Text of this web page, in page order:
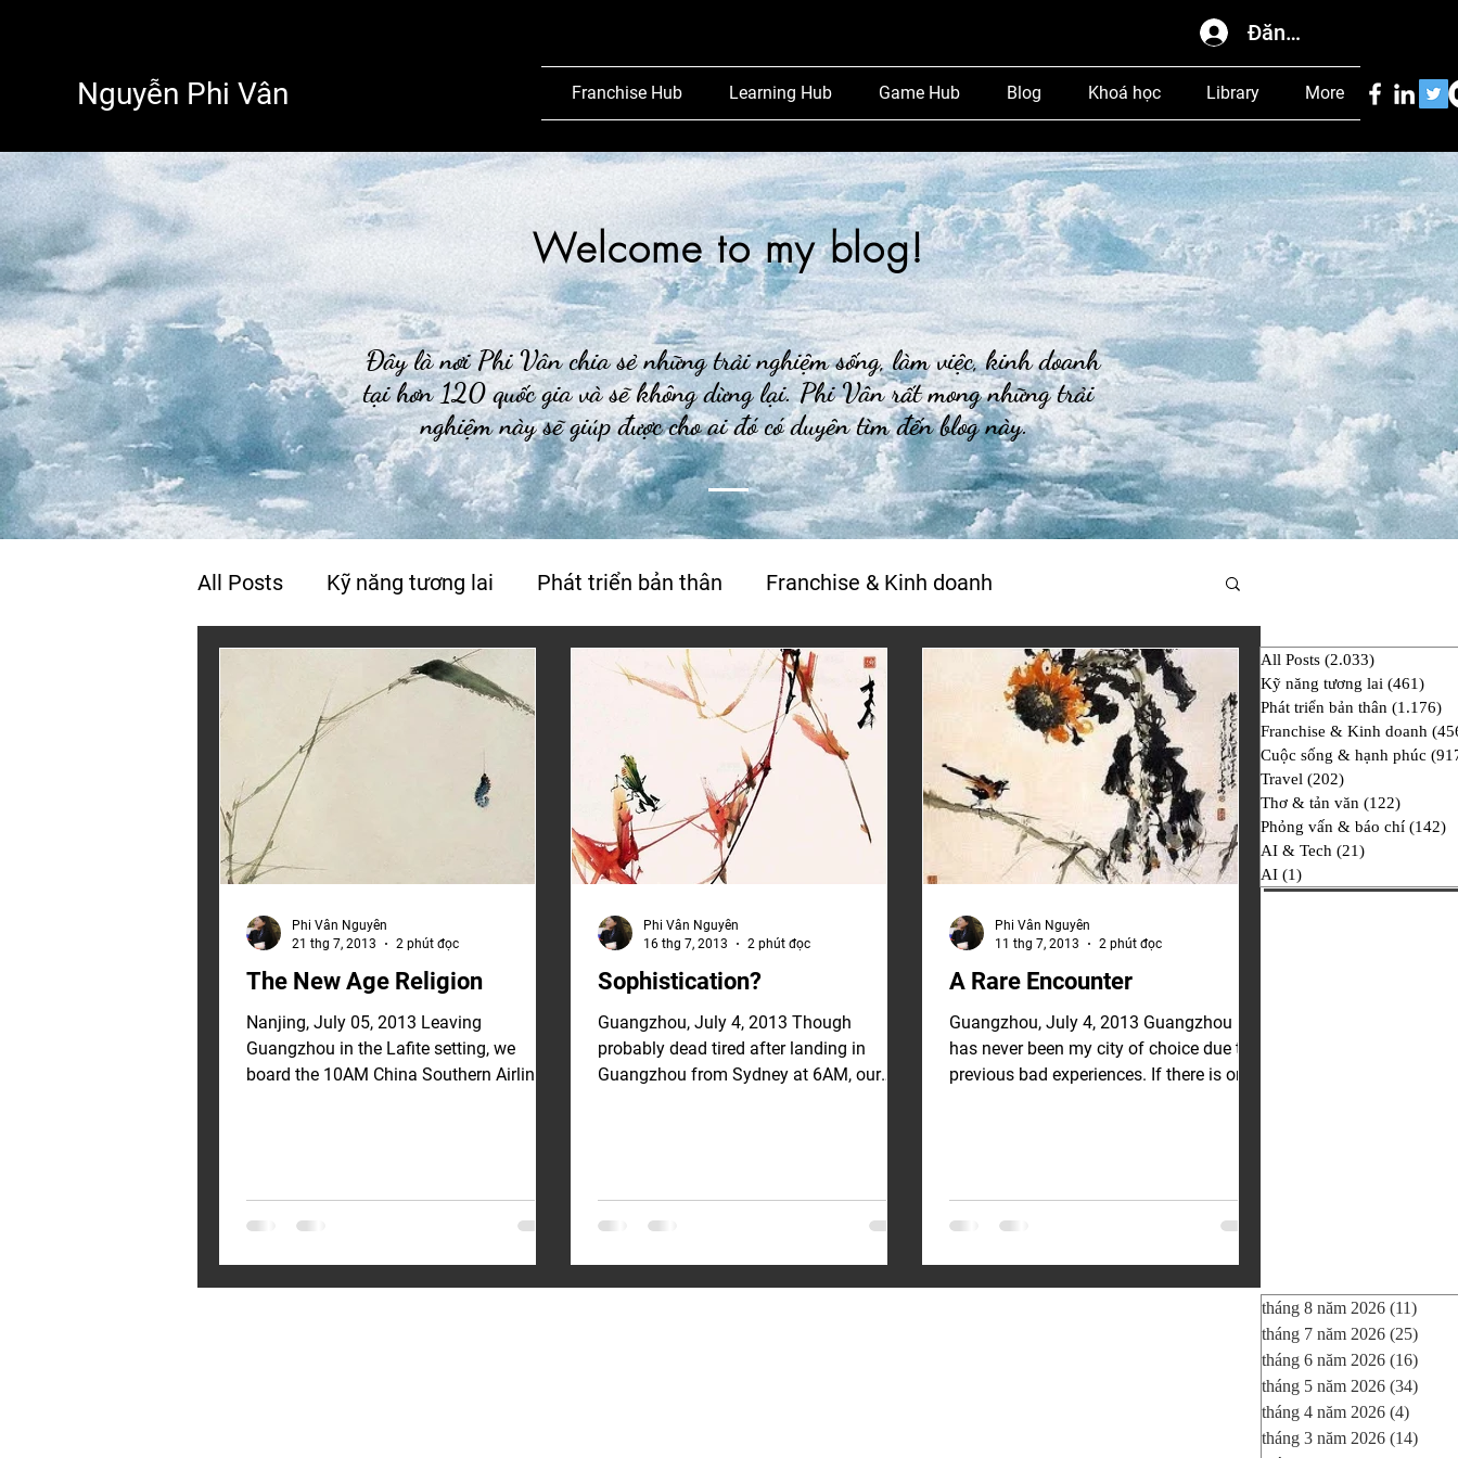
Đăng nhập
Nguyễn Phi Vân Franchise Hub Learning Hub Game Hub Blog Khoá học Library More
Đây là nơi Phi Vân chia sẻ những trải nghiệm sống, làm việc, kinh doanh
tại hơn 120 quốc gia và sẽ không dừng lại. Phi Vân rất mong những trải
nghiệm này sẽ giúp được cho ai đó có duyên tìm đến blog này.
Welcome to my blog!
All Posts Kỹ năng tương lai Phát triển bản thân Franchise & Kinh doanh
Cuộc sống & hạnh phúc Thơ & tản văn Phỏng vấn & báo chí AI & Tech AI
The New Age Religion
Nanjing, July 05, 2013 Leaving
Guangzhou in the Lafite setting, we
board the 10AM China Southern Airlines
Phi Vân Nguyễn
21 thg 7, 2013
2 phút đọc
Sophistication?
Guangzhou, July 4, 2013 Though
probably dead tired after landing in
Guangzhou from Sydney at 6AM, our
Phi Vân Nguyễn
16 thg 7, 2013
2 phút đọc
A Rare Encounter
Guangzhou, July 4, 2013 Guangzhou
has never been my city of choice due to
previous bad experiences. If there is one
Phi Vân Nguyễn
11 thg 7, 2013
2 phút đọc
All Posts (2.033)
Kỹ năng tương lai (461)
Phát triển bản thân (1.176)
Franchise & Kinh doanh
Cuộc sống & hạnh phúc
Travel (202)
Thơ & tản văn (122)
Phỏng vấn & báo chí (142)
AI & Tech (21)
AI (1)
tháng 8 năm 2026 (11)
tháng 7 năm 2026 (25)
tháng 6 năm 2026 (16)
tháng 5 năm 2026 (34)
tháng 4 năm 2026 (4)
tháng 3 năm 2026 (14)